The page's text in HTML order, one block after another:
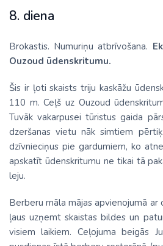
8. diena
Brokastis. Numuriņu atbrīvošana.
Ouzoud ūdenskritumu.
Šis ir ļoti skaists triju kaskāžu
110 m. Ceļš uz Ouzoud
Tuvāk vakarpusei tūristus gaida
dzeršanas vietu nāk simtiem
dzīvnieciņus pie gardumiem, ko
apskatīt ūdenskritumu ne tikai tā
leju.
Berberu māla mājas apvienojumā ar
ļaus uzņemt skaistas bildes un
visiem laikiem. Ceļojuma beigās